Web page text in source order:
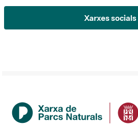
Xarxes socials